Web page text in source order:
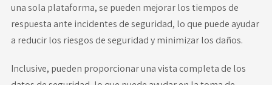
una sola plataforma, se pueden mejorar los tiempos de
respuesta ante incidentes de seguridad, lo que puede ayudar
a reducir los riesgos de seguridad y minimizar los daños.
Inclusive, pueden proporcionar una vista completa de los